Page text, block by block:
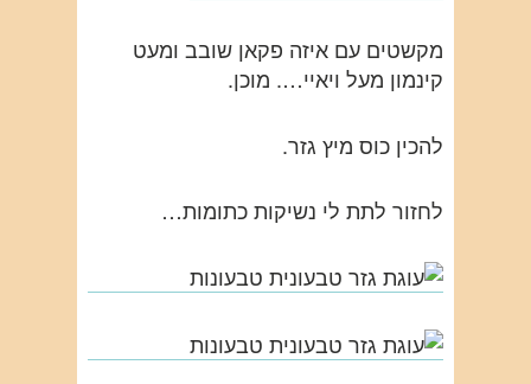
מקשטים עם איזה פקאן שובב ומעט
קינמון מעל ויאיי…. מוכן.
להכין כוס מיץ גזר.
לחזור לתת לי נשיקות כתומות…